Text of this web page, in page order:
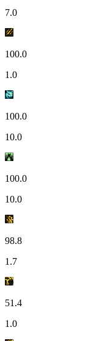
7.0
100.0
1.0
100.0
10.0
100.0
10.0
98.8
1.7
51.4
1.0